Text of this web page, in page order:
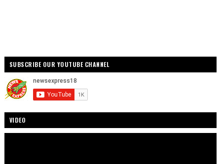
SUBSCRIBE OUR YOUTUBE CHANNEL
VIDEO